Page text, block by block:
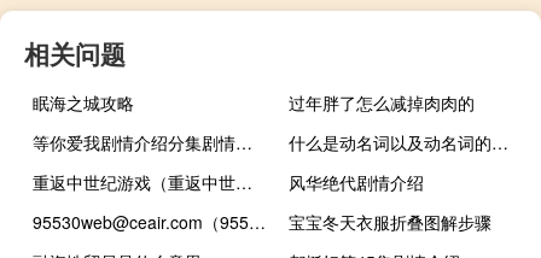
相关问题
眠海之城攻略
过年胖了怎么减掉肉肉的
等你爱我剧情介绍分集剧情介绍
什么是动名词以及动名词的用法
重返中世纪游戏（重返中世纪）
风华绝代剧情介绍
95530web@ceair.com（95530）
宝宝冬天衣服折叠图解步骤